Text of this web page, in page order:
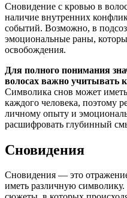
Сновидение с кровью в
наличие внутренних
событий. Возможно, в
эмоциональные раны,
освобождения.
Для полного понимания
волосах важно учитывать
Символика снов может
каждого человека, поэтому
личному опыту и
расшифровать глубинный
Сновидения
Сновидения — это
иметь различную